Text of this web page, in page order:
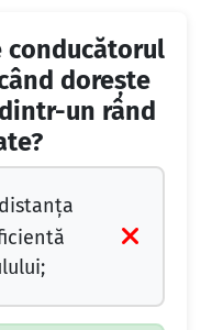
conducătorul
doreşte
un rând